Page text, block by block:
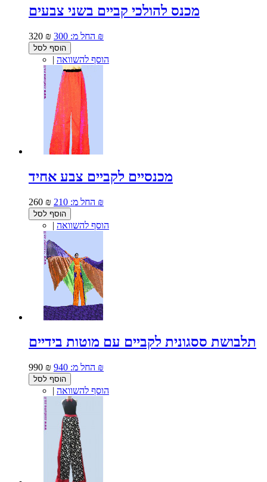
מכנס להולכי קביים בשני צבעים
320 ₪ החל מ: 300 ₪
הוסף לסל
| הוסף להשוואה
מכנסיים לקביים צבע אחיד
260 ₪ החל מ: 210 ₪
הוסף לסל
| הוסף להשוואה
תלבושת ססגונית לקביים עם מוטות בידיים
990 ₪ החל מ: 940 ₪
הוסף לסל
| הוסף להשוואה